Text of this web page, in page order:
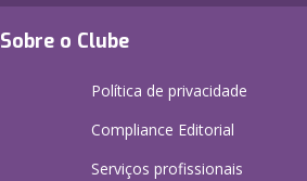
Sobre o Clube
Política de privacidade
Compliance Editorial
Serviços profissionais